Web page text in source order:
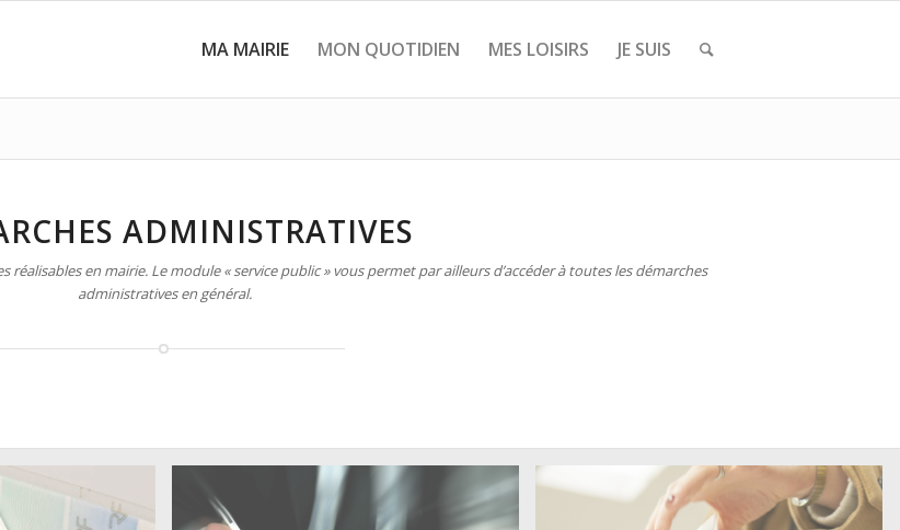
MA MAIRIE MON QUOTIDIEN MES LOISIRS JE SUIS
ADMINISTRATIVES
en mairie. Le module « service public » vous permet par ailleurs d’accéder à toutes les démarches
administratives en général.